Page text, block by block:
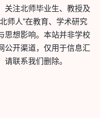
关注北师毕业生、教授及
师人”在教育、学术研究
思想影响。本站并非学校
公开渠道，仅用于信息汇
联系我们删除。